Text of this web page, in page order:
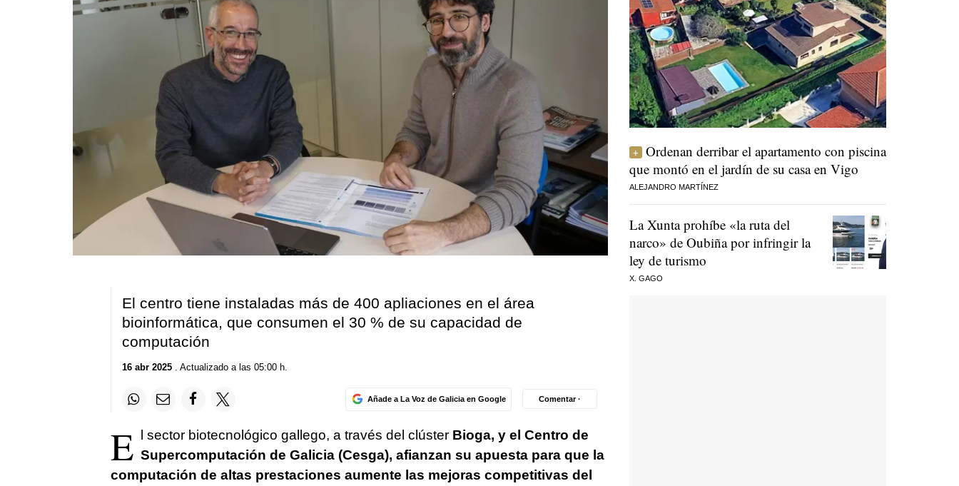
El centro tiene instaladas más de 400 apliaciones en el área
bioinformática, que consumen el 30 % de su capacidad de
computación
16 abr 2025. Actualizado a las 05:00 h.
Añade a La Voz de Galicia en Google Comentar ·
E l sector biotecnológico gallego, a través del clúster Bioga, y el Centro de
Supercomputación de Galicia (Cesga), afianzan su apuesta para que la
computación de altas prestaciones aumente las mejoras competitivas del
Ordenan derribar el apartamento con piscina
que montó en el jardín de su casa en Vigo
ALEJANDRO MARTÍNEZ
La Xunta prohíbe «la ruta del
narco» de Oubiña por infringir la
ley de turismo
X. GAGO